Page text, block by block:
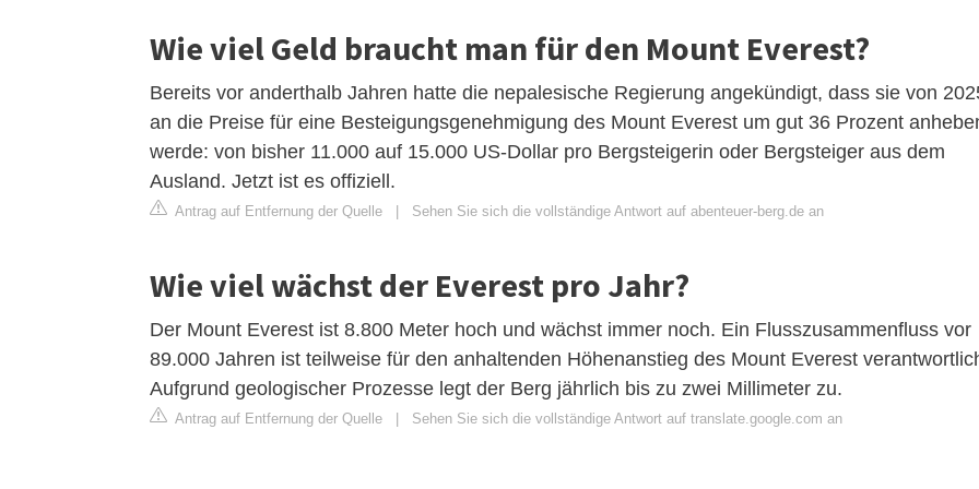
Wie viel Geld braucht man für den Mount Everest?
Bereits vor anderthalb Jahren hatte die nepalesische Regierung angekündigt, dass sie von
an die Preise für eine Besteigungsgenehmigung des Mount Everest um gut 36 Prozent
werde: von bisher 11.000 auf 15.000 US-Dollar pro Bergsteigerin oder Bergsteiger aus dem
Ausland. Jetzt ist es offiziell.
Antrag auf Entfernung der Quelle | Sehen Sie sich die vollständige Antwort auf abenteuer-berg.de an
Wie viel wächst der Everest pro Jahr?
Der Mount Everest ist 8.800 Meter hoch und wächst immer noch. Ein Flusszusammenfluss vor
89.000 Jahren ist teilweise für den anhaltenden Höhenanstieg des Mount Everest
Aufgrund geologischer Prozesse legt der Berg jährlich bis zu zwei Millimeter zu.
Antrag auf Entfernung der Quelle | Sehen Sie sich die vollständige Antwort auf translate.google.com an